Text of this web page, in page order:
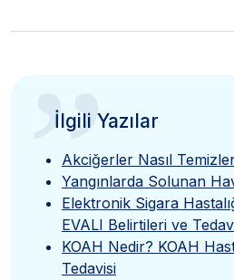
”
İlgili Yazılar
Akciğerler Nasıl
Yangınlarda Solunan
Elektronik Sigara
EVALI Belirtileri ve
KOAH Nedir? KOAH
Tedavisi